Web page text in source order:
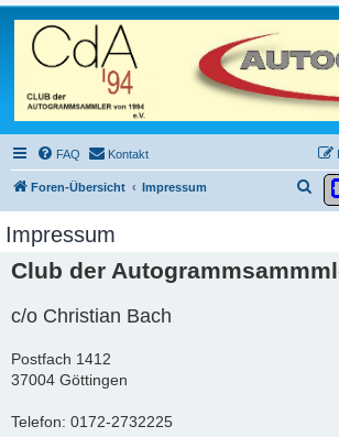
FAQ Kontakt
Foren-Übersicht Impressum
u
h
Impressum
Club der
c/o Christian Bach
Postfach 1412
37004 Göttingen
Telefon: 0172-2732225